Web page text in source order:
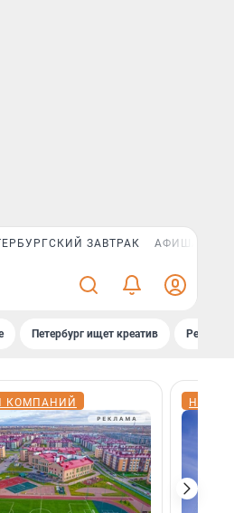
ЗАВТРАК АФИША PLUS
Петербург ищет креатив
КОМПАНИЙ